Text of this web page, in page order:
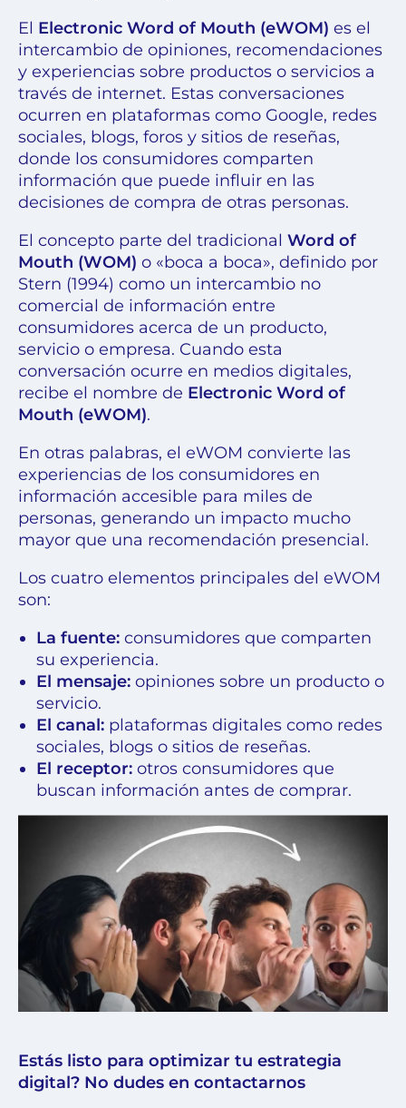
El Electronic Word of Mouth (eWOM) es el
intercambio de opiniones, recomendaciones
y experiencias sobre productos o servicios a
través de internet. Estas conversaciones
ocurren en plataformas como Google, redes
sociales, blogs, foros y sitios de reseñas,
donde los consumidores comparten
información que puede influir en las
decisiones de compra de otras personas.
El concepto parte del tradicional Word of
Mouth (WOM) o «boca a boca», definido por
Stern (1994) como un intercambio no
comercial de información entre
consumidores acerca de un producto,
servicio o empresa. Cuando esta
conversación ocurre en medios digitales,
recibe el nombre de Electronic Word of
Mouth (eWOM).
En otras palabras, el eWOM convierte las
experiencias de los consumidores en
información accesible para miles de
personas, generando un impacto mucho
mayor que una recomendación presencial.
Los cuatro elementos principales del eWOM
son:
La fuente: consumidores que comparten
su experiencia.
El mensaje: opiniones sobre un producto o
servicio.
El canal: plataformas digitales como redes
sociales, blogs o sitios de reseñas.
El receptor: otros consumidores que
buscan información antes de comprar.
Estás listo para optimizar tu estrategia
digital? No dudes en contactarnos